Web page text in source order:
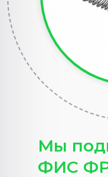
Мы
ФИС